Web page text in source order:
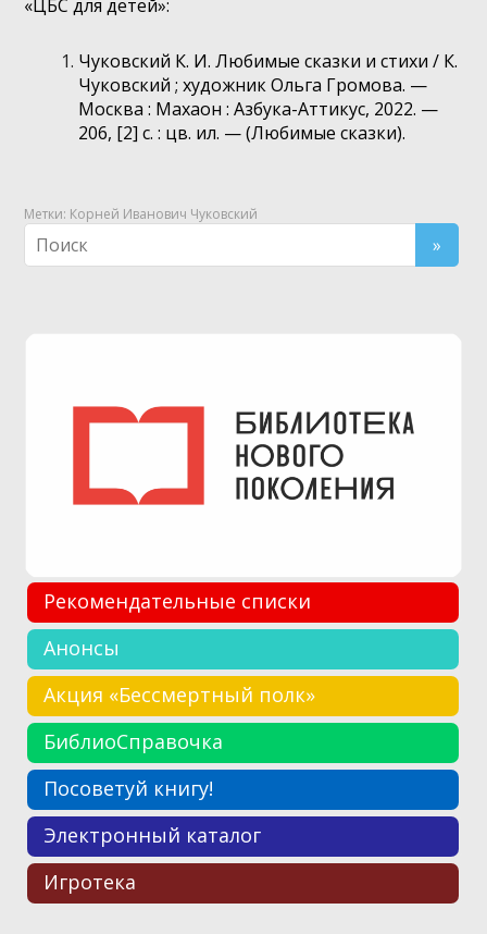
«ЦБС для детей»:
Чуковский К. И.Любимые сказки и стихи / К.
Чуковский ; художник Ольга Громова. —
Москва : Махаон : Азбука-Аттикус, 2022. —
206, [2] с. : цв. ил. — (Любимые сказки).
Метки: Корней Иванович Чуковский
Рекомендательные списки
Анонсы
Акция «Бессмертный полк»
БиблиоСправочка
Посоветуй книгу!
Электронный каталог
Игротека